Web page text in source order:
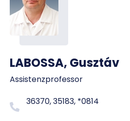
LABOSSA, Gusztáv
Assistenzprofessor
36370, 35183, *0814